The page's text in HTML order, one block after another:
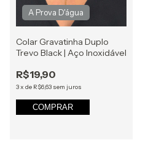
Colar Gravatinha Duplo
Trevo Black | Aço Inoxidável
R$19,90
3x de R$6,63 sem juros
COMPRAR